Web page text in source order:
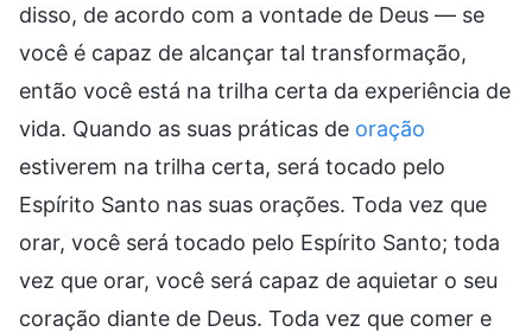
disso, de acordo com a vontade de Deus — se
você é capaz de alcançar tal transformação,
então você está na trilha certa da experiência de
vida. Quando as suas práticas de oração
estiverem na trilha certa, será tocado pelo
Espírito Santo nas suas orações. Toda vez que
orar, você será tocado pelo Espírito Santo; toda
vez que orar, você será capaz de aquietar o seu
coração diante de Deus. Toda vez que comer e